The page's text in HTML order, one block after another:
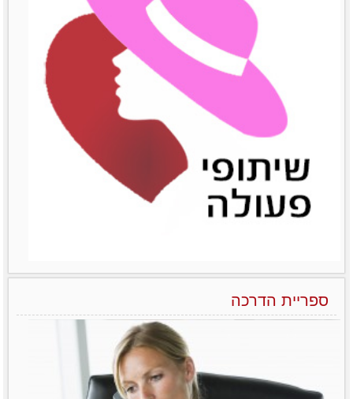
ספריית הדרכה
הפראדוקס של מנהלות בארגונים – יותר טובות אבל מרוויחות פחות
ואיך משנים את זה?! לא מעט מחקרים שונים
הצליחו להראות
לפרטים נוספים
הניהול הנשי כמודל מנצח בעולם העסקים של המאה ה-21
רבות נאמר ונכתב על נשים מנהלות. דובר